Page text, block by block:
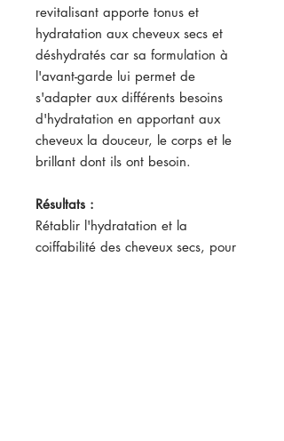
revitalisant apporte tonus et
hydratation aux cheveux secs et
déshydratés car sa formulation à
l'avant-garde lui permet de
s'adapter aux différents besoins
d'hydratation en apportant aux
cheveux la douceur, le corps et le
brillant dont ils ont besoin.
Résultats :
Rétablir l'hydratation et la
coiffabilité des cheveux secs, pour